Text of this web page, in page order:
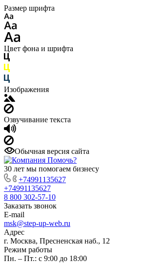
Размер шрифта
Цвет фона и шрифта
Изображения
Озвучивание текста
Обычная версия сайта
30 лет мы помогаем бизнесу
+74991135627
+74991135627
8 800 302-57-10
Заказать звонок
E-mail
msk@step-up-web.ru
Адрес
г. Москва, Пресненская наб., 12
Режим работы
Пн. – Пт.: с 9:00 до 18:00